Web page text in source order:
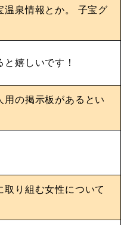
温泉情報とか。 子宝グ
嬉しいです！
用の掲示板があるとい
り組む女性について